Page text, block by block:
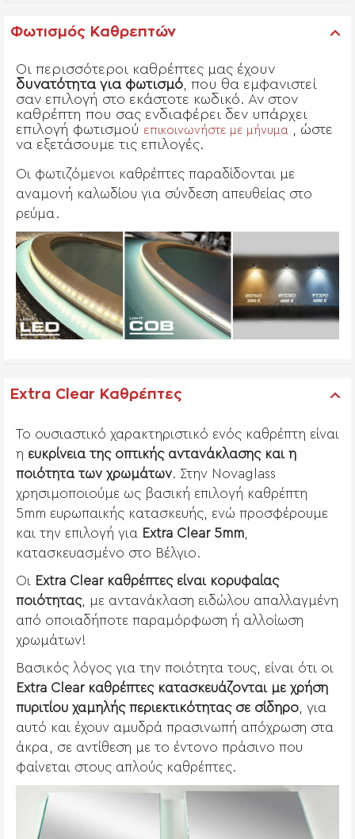
Φωτισμός Καθρεπτών
Οι περισσότεροι καθρέπτες μας έχουν
δυνατότητα για φωτισμό , που θα εμφανιστεί
σαν επιλογή στο εκάστοτε κωδικό. Αν στον
καθρέπτη που σας ενδιαφέρει δεν υπάρχει
επιλογή φωτισμού επικοινωνήστε με μήνυμα
, ώστε
να εξετάσουμε τις επιλογές.
Οι φωτιζόμενοι καθρέπτες παραδίδονται με
αναμονή καλωδίου για σύνδεση απευθείας στο
ρεύμα.
Extra Clear Καθρέπτες
Το ουσιαστικό χαρακτηριστικό ενός καθρέπτη είναι
η ευκρίνεια της οπτικής αντανάκλασης και η
ποιότητα των χρωμάτων. Στην Novaglass
χρησιμοποιούμε ως βασική επιλογή καθρέπτη
5mm ευρωπαικής κατασκευής, ενώ προσφέρουμε
και την επιλογή για Extra Clear 5mm
κατασκευασμένο στο Βέλγιο.
Οι Extra Clear καθρέπτες είναι κορυφαίας
ποιότητας, με αντανάκλαση ειδώλου απαλλαγμένη
από οποιαδήποτε παραμόρφωση ή αλλοίωση
χρωμάτων!
Βασικός λόγος για την ποιότητα τους, είναι ότι οι
Extra Clear καθρέπτες κατασκευάζονται με χρήση
πυριτίου χαμηλής περιεκτικότητας σε σίδηρο , για
αυτό και έχουν αμυδρά πρασινωπή απόχρωση στα
άκρα, σε αντίθεση με το έντονο πράσινο που
φαίνεται στους απλούς καθρέπτες.